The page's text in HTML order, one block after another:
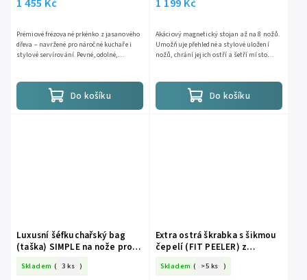
Do košíku
Prémiové frézované prkénko z jasanového
dřeva – navržené pro náročné kuchaře i
stylové servírování. Pevné, odolné,
Do košíku
Akáciový magnetický stojan až na 8 nožů.
Umožňuje přehledné a stylové uložení
nožů, chrání jejich ostří a šetří místo
Luxusní šéfkuchařský bag
(taška) SIMPLE na nože pro
Skladem ( 3 ks )
Extra ostrá škrabka s šikmou
čepelí (FIT PEELER) z
steel ) 18-8 oranžová
Skladem ( >5 ks )